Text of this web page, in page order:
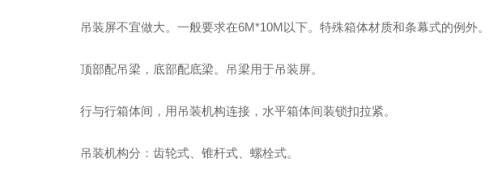
吊装屏不宜做大。一般要求在6M*10M以下。特殊箱体材质和条幕式的例外。
顶部配吊梁，底部配底梁。吊梁用于吊装屏。
行与行箱体间，用吊装机构连接，水平箱体间装锁扣拉紧。
吊装机构分：齿轮式、锥杆式、螺栓式。